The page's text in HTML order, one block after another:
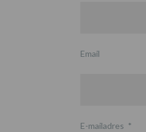
Email
E-mailadres *